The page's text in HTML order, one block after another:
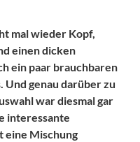
mal wieder Kopf,
einen dicken
ein paar brauchbaren
Und genau darüber zu
war diesmal gar
interessante
eine Mischung